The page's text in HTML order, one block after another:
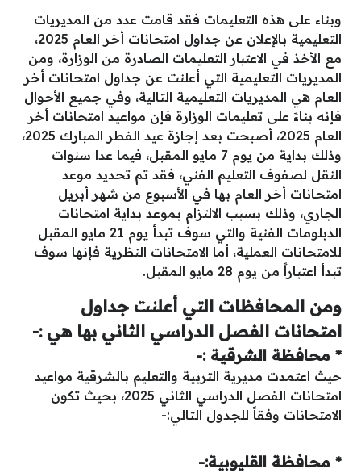
وبناء على هذه التعليمات فقد قامت عدد من المديريات
التعليمية بالإعلان عن جداول امتحانات أخر العام 2025،
مع الأخذ في الاعتبار التعليمات الصادرة من الوزارة، ومن
المديريات التعليمية التي أعلنت عن جداول امتحانات أخر
العام هي المديريات التعليمية التالية، وفي جميع الأحوال
فإنه بناءً على تعليمات الوزارة فإن مواعيد امتحانات أخر
العام 2025، أصبحت بعد إجازة عيد الفطر المبارك 2025،
وذلك بداية من يوم 7 مايو المقبل، فيما عدا سنوات
النقل لصفوف التعليم الفني، فقد تم تحديد موعد
امتحانات أخر العام بها في الأسبوع من شهر أبريل
الجاري، وذلك بسبب الالتزام بموعد بداية امتحانات
الدبلومات الفنية والتي سوف تبدأ يوم 21 مايو المقبل
للامتحانات العملية، أما الامتحانات النظرية فإنها سوف
تبدأ اعتباراً من يوم 28 مايو المقبل.
ومن المحافظات التي أعلنت جداول
امتحانات الفصل الدراسي الثاني بها هي :-
* محافظة الشرقية :-
حيث اعتمدت مديرية التربية والتعليم بالشرقية مواعيد
امتحانات الفصل الدراسي الثاني 2025، بحيث تكون
الامتحانات وفقاً للجدول التالي:-
* محافظة القليوبية:-